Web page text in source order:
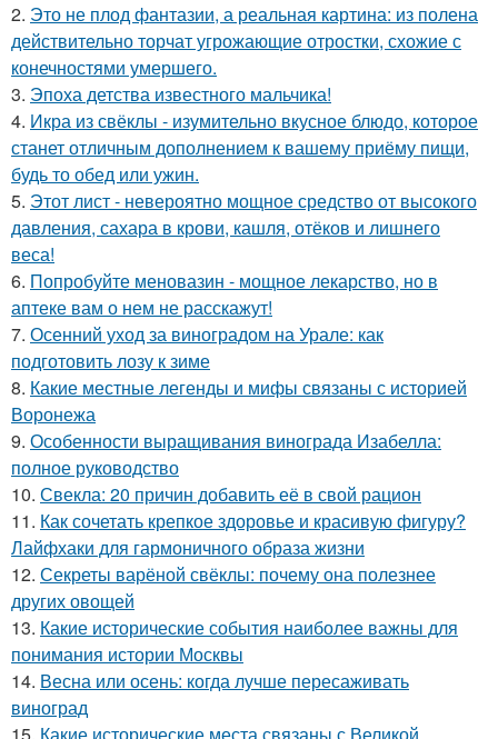
2. Это не плод фантазии, а реальная картина: из полена
действительно торчат угрожающие отростки, схожие с
конечностями умершего.
3. Эпоха детства известного мальчика!
4. Икра из свёклы - изумительно вкусное блюдо, которое
станет отличным дополнением к вашему приёму пищи,
будь то обед или ужин.
5. Этот лист - невероятно мощное средство от высокого
давления, сахара в крови, кашля, отёков и лишнего
веса!
6. Попробуйте меновазин - мощное лекарство, но в
аптеке вам о нем не расскажут!
7. Осенний уход за виноградом на Урале: как
подготовить лозу к зиме
8. Какие местные легенды и мифы связаны с историей
Воронежа
9. Особенности выращивания винограда Изабелла:
полное руководство
10. Свекла: 20 причин добавить её в свой рацион
11. Как сочетать крепкое здоровье и красивую фигуру?
Лайфхаки для гармоничного образа жизни
12. Секреты варёной свёклы: почему она полезнее
других овощей
13. Какие исторические события наиболее важны для
понимания истории Москвы
14. Весна или осень: когда лучше пересаживать
виноград